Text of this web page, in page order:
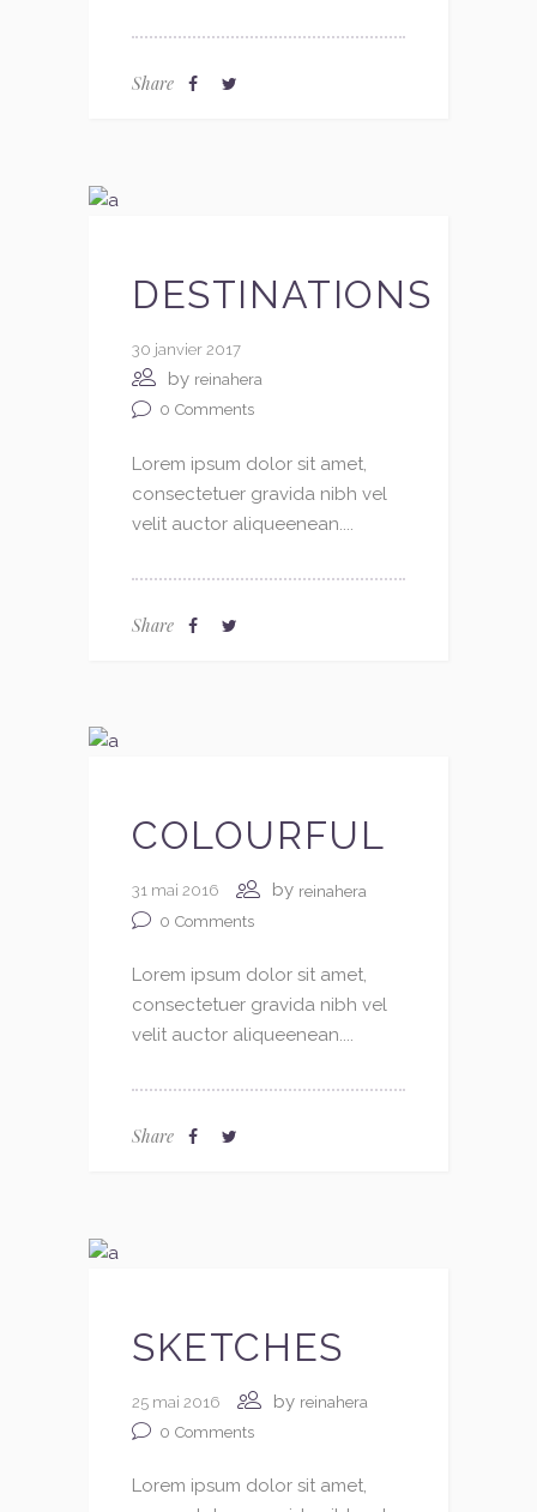
Share
DESTINATIONS
30 janvier 2017
by reinahera
0 Comments
Lorem ipsum dolor sit amet,
consectetuer gravida nibh vel
velit auctor aliqueenean....
Share
COLOURFUL
31 mai 2016 by reinahera
0 Comments
Lorem ipsum dolor sit amet,
consectetuer gravida nibh vel
velit auctor aliqueenean....
Share
SKETCHES
25 mai 2016 by reinahera
0 Comments
Lorem ipsum dolor sit amet,